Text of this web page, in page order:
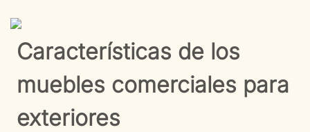
Características de los
muebles comerciales para
exteriores